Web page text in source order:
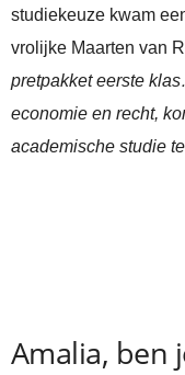
studiekeuze kwam
vrolijke Maarten van
pretpakket eerste
economie en recht,
academische studie
Amalia, ben